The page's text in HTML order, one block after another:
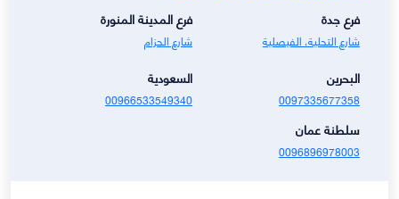
فرع جدة
شارع التحلية، الفيصلية
فرع المدينة المنورة
شارع الحزام
البحرين
0097335677358
السعودية
00966533549340
سلطنة عمان
0096896978003